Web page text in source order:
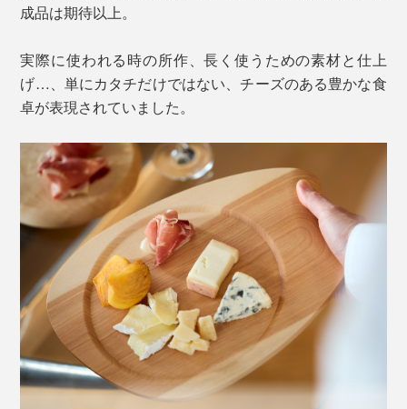
知識を深め、実際のサーブ動作を観察し、スタッフの話
を聞き取り。
の店舗に立ち寄りチーズ体験。その感動的なおいしさに
ふさわしいクオリティを追求。
『Fermier』の社長とデザイナーの横関氏は、北海道・
旭川の「ササキ工芸」まで足を運び、クリエイティビテ
ィの高さを確認。
３社がお互いの理解を深め、想いを共有しながら、チー
ズのように企画を熟成。形としてのデザインだけでな
く、チーズのある食卓の「リッチネス＝豊かさ・深み」
を具現化しています。
大きな原板をカットしたら、手作業で磨きをかけ、角に
わずかな丸みをつけてケガを防止。オモテ面の左下に
は、ロゴが刻印されています。
成品は期待以上。
実際に使われる時の所作、長く使うための素材と仕上
げ…、単にカタチだけではない、チーズのある豊かな食
卓が表現されていました。